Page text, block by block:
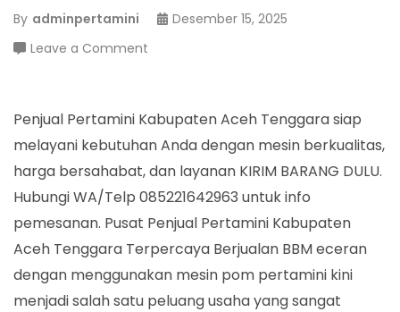
By adminpertamini
Desember 15, 2025
Leave a Comment
Kabupaten
Aceh
Tenggara
Penjual Pertamini Kabupaten Aceh Tenggara siap
melayani kebutuhan Anda dengan mesin berkualitas,
harga bersahabat, dan layanan KIRIM BARANG DULU.
Hubungi WA/Telp 085221642963 untuk info
pemesanan. Pusat Penjual Pertamini Kabupaten
Aceh Tenggara Terpercaya Berjualan BBM eceran
dengan menggunakan mesin pom pertamini kini
menjadi salah satu peluang usaha yang sangat